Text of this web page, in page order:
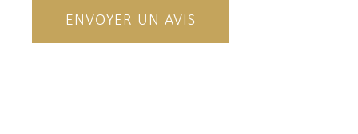
ENVOYER UN AVIS